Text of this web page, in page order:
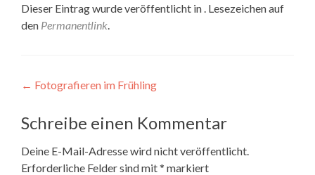
Dieser Eintrag wurde veröffentlicht in . Lesezeichen auf
den Permanentlink.
Beitragsnavigation
← Fotografieren im Frühling
Schreibe einen Kommentar
Deine E-Mail-Adresse wird nicht veröffentlicht.
Erforderliche Felder sind mit* markiert